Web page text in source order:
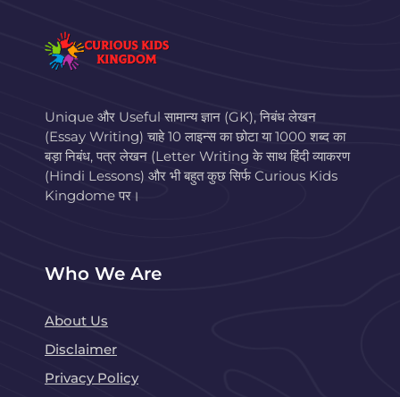
Unique और Useful सामान्य ज्ञान (GK), निबंध लेखन
(Essay Writing) चाहे 10 लाइन्स का छोटा या 1000 शब्द का
बड़ा निबंध, पत्र लेखन (Letter Writing के साथ हिंदी व्याकरण
(Hindi Lessons) और भी बहुत कुछ सिर्फ Curious Kids
Kingdome पर।
Who We Are
About Us
Disclaimer
Privacy Policy